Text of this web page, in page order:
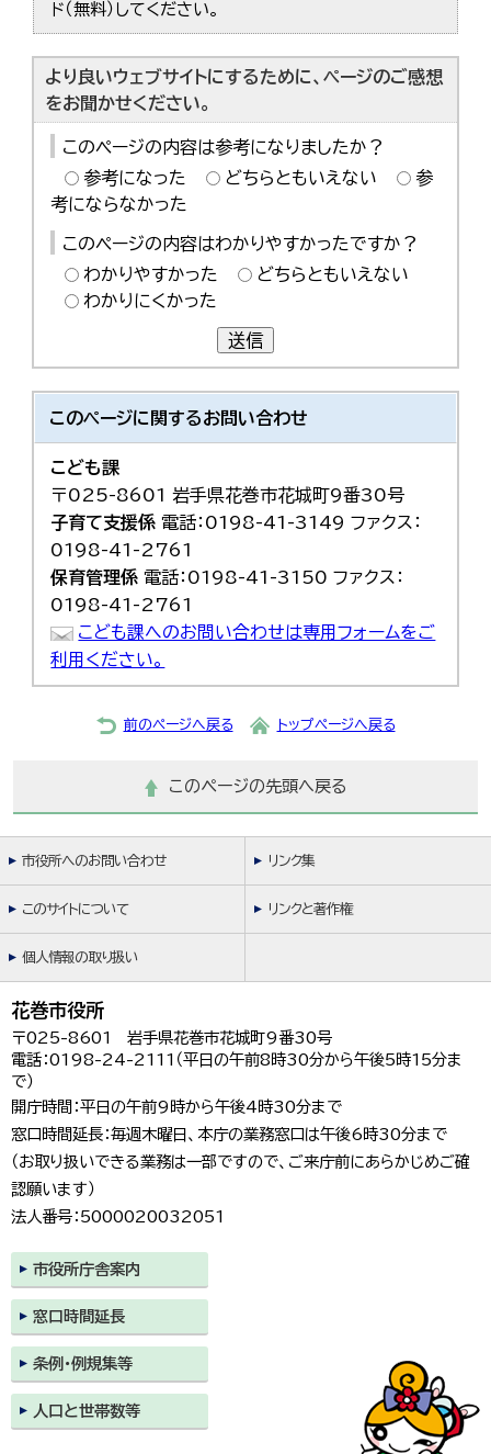
ド（無料）してください。
より良いウェブサイトにするために、ページのご感想
をお聞かせください。
このページの内容は参考になりましたか？
参考になった
どちらともいえない
参
考にならなかった
このページの内容はわかりやすかったですか？
わかりやすかった
どちらともいえない
わかりにくかった
送信
このページに関するお問い合わせ
こども課
〒025-8601 岩手県花巻市花城町9番30号
子育て支援係 電話：0198-41-3149 ファクス：
0198-41-2761
保育管理係 電話：0198-41-3150 ファクス：
0198-41-2761
こども課へのお問い合わせは専用フォームをご
利用ください。
前のページへ戻る トップページへ戻る
このページの先頭へ戻る
市役所へのお問い合わせ リンク集
このサイトについて リンクと著作権
個人情報の取り扱い
花巻市役所
〒025-8601 岩手県花巻市花城町9番30号
電話：0198-24-2111（平日の午前8時30分から午後5時15分ま
で）
開庁時間：平日の午前9時から午後4時30分まで
窓口時間延長：毎週木曜日、本庁の業務窓口は午後6時30分まで
（お取り扱いできる業務は一部ですので、ご来庁前にあらかじめご確
認願います）
法人番号：5000020032051
市役所庁舎案内
窓口時間延長
条例・例規集等
人口と世帯数等